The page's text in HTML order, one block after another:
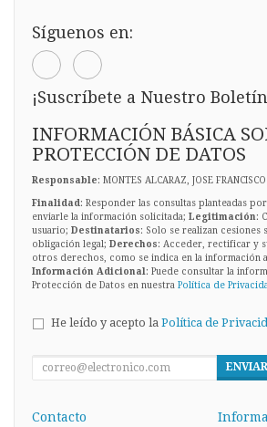
Síguenos en:
¡Suscríbete a Nuestro
INFORMACIÓN BÁSICA
PROTECCIÓN DE DATOS
Responsable: MONTES ALCARAZ, JOSE FRANCISCO
Finalidad : Responder las consultas planteadas
enviarle la información solicitada; Legitimación:
usuario; Destinatarios: Solo se realizan cesiones
obligación legal; Derechos: Acceder, rectificar y
otros derechos, como se indica en la información
Información Adicional : Puede consultar la
Protección de Datos en nuestra Política de
He leído y acepto la Política de
ENVIAR
Contacto